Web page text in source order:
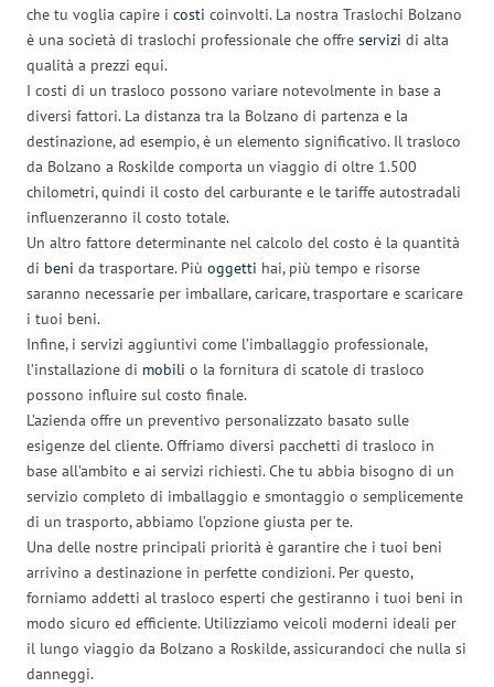
che tu voglia capire i costi coinvolti. La nostra Traslochi Bolzano
è una società di traslochi professionale che offre servizi di alta
qualità a prezzi equi.
I costi di un trasloco possono variare notevolmente in base a
diversi fattori. La distanza tra la Bolzano di partenza e la
destinazione, ad esempio, è un elemento significativo. Il trasloco
da Bolzano a Roskilde comporta un viaggio di oltre 1.500
chilometri, quindi il costo del carburante e le tariffe autostradali
influenzeranno il costo totale.
Un altro fattore determinante nel calcolo del costo è la quantità
di beni da trasportare. Più oggetti hai, più tempo e risorse
saranno necessarie per imballare, caricare, trasportare e scaricare
i tuoi beni.
Infine, i servizi aggiuntivi come l’imballaggio professionale,
l’installazione di mobili o la fornitura di scatole di trasloco
possono influire sul costo finale.
L’azienda offre un preventivo personalizzato basato sulle
esigenze del cliente. Offriamo diversi pacchetti di trasloco in
base all’ambito e ai servizi richiesti. Che tu abbia bisogno di un
servizio completo di imballaggio e smontaggio o semplicemente
di un trasporto, abbiamo l’opzione giusta per te.
Una delle nostre principali priorità è garantire che i tuoi beni
arrivino a destinazione in perfette condizioni. Per questo,
forniamo addetti al trasloco esperti che gestiranno i tuoi beni in
modo sicuro ed efficiente. Utilizziamo veicoli moderni ideali per
il lungo viaggio da Bolzano a Roskilde, assicurandoci che nulla si
danneggi.